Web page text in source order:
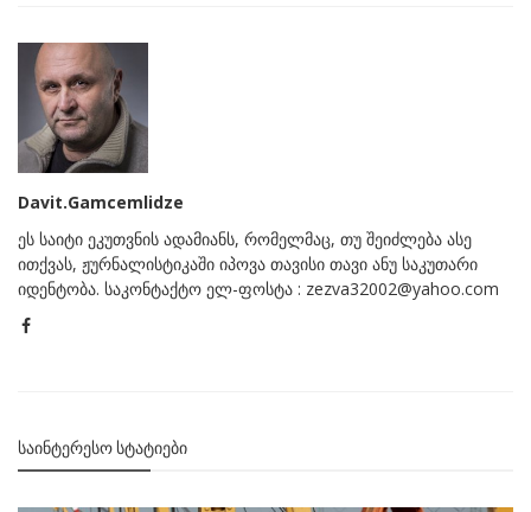
Davit.Gamcemlidze
ეს საიტი ეკუთვნის ადამიანს, რომელმაც, თუ შეიძლება ასე
ითქვას, ჟურნალისტიკაში იპოვა თავისი თავი ანუ საკუთარი
იდენტობა. საკონტაქტო ელ-ფოსტა : zezva32002@yahoo.com
ᲡᲐᲘᲜᲢᲔᲠᲔᲡᲝ ᲡᲢᲐᲢᲘᲔᲑᲘ